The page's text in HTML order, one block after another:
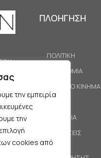
την εμπειρία
την
cookies από
ΠΛΟΗΓΗΣΗ
ΠΟΛΙΤΙΚΗ
ΟΙΚΟΝΟΜΙΑ
ΕΡΓΑΤΙΚΟ ΚΙΝΗΜΑ
ΚΟΙΝΩΝΙΑ
ΠΡΟΤΑΣΕΙΣ